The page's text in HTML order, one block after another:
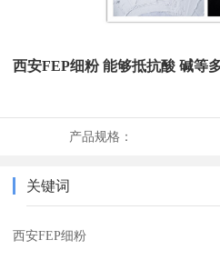
西安FEP细粉 能够抵抗酸 碱等
产品规格：
关键词
西安FEP细粉